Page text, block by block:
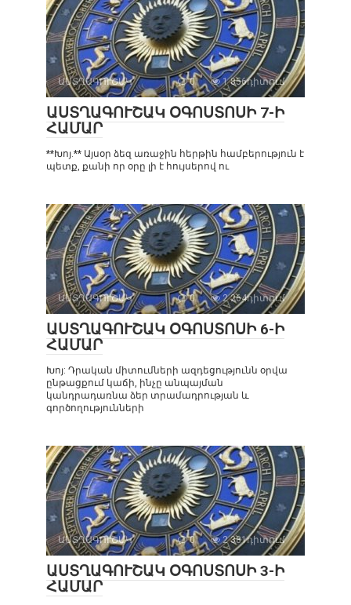
ԱՍՏՂԱԳՈՒՇԱԿ 0 1 856դիտում
ԱՍՏՂԱԳՈՒՇԱԿ ՕԳՈՍՏՈՍԻ 7-Ի
ՀԱՄԱՐ
**Խոյ.** Այսօր ձեզ առաջին հերթին համբերություն է
պետք, քանի որ օրը լի է հույսերով ու
ԱՍՏՂԱԳՈՒՇԱԿ 0 2 264դիտում
ԱՍՏՂԱԳՈՒՇԱԿ ՕԳՈՍՏՈՍԻ 6-Ի
ՀԱՄԱՐ
Խոյ: Դրական միտումների ազդեցությունն օրվա
ընթացքում կաճի, ինչը անպայման
կանդրադառնա ձեր տրամադրության և
գործողությունների
ԱՍՏՂԱԳՈՒՇԱԿ 0 2 381դիտում
ԱՍՏՂԱԳՈՒՇԱԿ ՕԳՈՍՏՈՍԻ 3-Ի
ՀԱՄԱՐ